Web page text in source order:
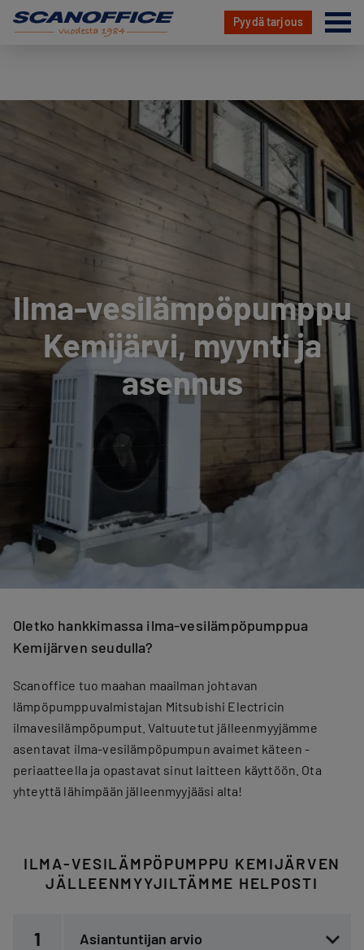
sisältöön
Pyydä tarjous
Ilma-vesilämpöpumppu
Kemijärvi, myynti ja
asennus
Oletko hankkimassa ilma-vesilämpöpumppua
Kemijärven seudulla?
Scanoffice tuo maahan maailman johtavan
lämpöpumppuvalmistajan Mitsubishi Electricin
ilmavesilämpöpumput. Valtuutetut jälleenmyyjämme
asentavat ilma-vesilämpöpumpun avaimet käteen -
periaatteella ja opastavat sinut laitteen käyttöön. Ota
yhteyttä lähimpään jälleenmyyjääsi alta!
ILMA-VESILÄMPÖPUMPPU KEMIJÄRVEN
JÄLLEENMYYJILTÄMME HELPOSTI
1 Asiantuntijan arvio